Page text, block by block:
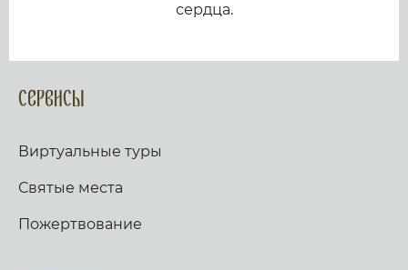
сердца.
Сервисы
Виртуальные туры
Святые места
Пожертвование